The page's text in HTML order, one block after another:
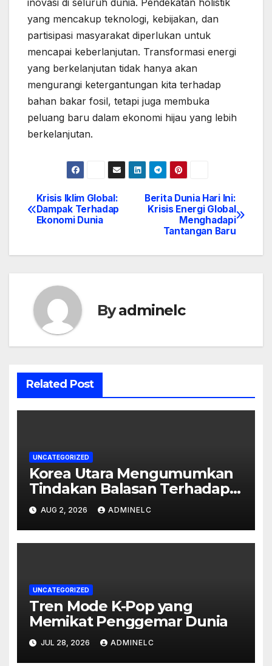
inovasi di seluruh dunia. Pendekatan holistik
yang mencakup teknologi, kebijakan, dan
partisipasi masyarakat diperlukan untuk
mencapai keberlanjutan. Transformasi energi
yang berkelanjutan tidak hanya akan
mengurangi ketergantungan kita terhadap
bahan bakar fosil, tetapi juga membuka
peluang baru dalam ekonomi hijau yang lebih
berkelanjutan.
Post
navigation
Berita Dunia Hari Ini:
Krisis Energi Global
Menghadapi
Tantangan Baru
Krisis Iklim Global:
Dampak Terhadap
Ekonomi Dunia
Byadminelc
Related Post
UNCATEGORIZED
Korea Utara Mengumumkan
Tindakan Balasan Terhadap
Sanksi Internasional
AUG 2, 2026 ADMINELC
UNCATEGORIZED
Tren Mode K-Pop yang
Memikat Penggemar Dunia
JUL 28, 2026 ADMINELC